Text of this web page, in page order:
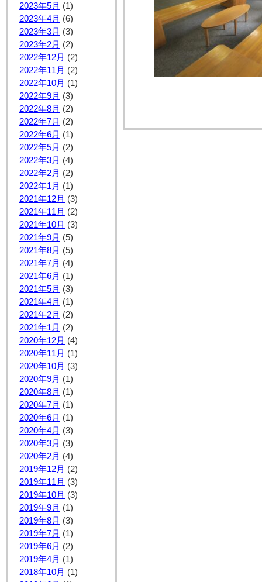
2023年5月 (1)
2023年4月 (6)
2023年3月 (3)
2023年2月 (2)
2022年12月 (2)
2022年11月 (2)
2022年10月 (1)
2022年9月 (3)
2022年8月 (2)
2022年7月 (2)
2022年6月 (1)
2022年5月 (2)
2022年3月 (4)
2022年2月 (2)
2022年1月 (1)
2021年12月 (3)
2021年11月 (2)
2021年10月 (3)
2021年9月 (5)
2021年8月 (5)
2021年7月 (4)
2021年6月 (1)
2021年5月 (3)
2021年4月 (1)
2021年2月 (2)
2021年1月 (2)
2020年12月 (4)
2020年11月 (1)
2020年10月 (3)
2020年9月 (1)
2020年8月 (1)
2020年7月 (1)
2020年6月 (1)
2020年4月 (3)
2020年3月 (3)
2020年2月 (4)
2019年12月 (2)
2019年11月 (3)
2019年10月 (3)
2019年9月 (1)
2019年8月 (3)
2019年7月 (1)
2019年6月 (2)
2019年4月 (1)
2018年10月 (1)